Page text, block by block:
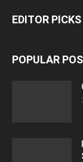
EDITOR PICKS
POPULAR